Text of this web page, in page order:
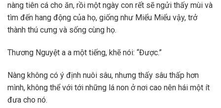
nàng tiên cá cho ăn, rồi một ngày con rết sẽ ngửi thấy mùi và
tìm đến hang động của họ, giống như Miểu Miểu vậy, trở
thành thú cưng và sống cùng họ.
Thương Nguyệt a a một tiếng, khẽ nói: “Được.”
Nàng không có ý định nuôi sâu, nhưng thấy sâu thấp hơn
mình, không thể với tới những lá non ở nơi cao nên hái một ít
đưa cho nó.